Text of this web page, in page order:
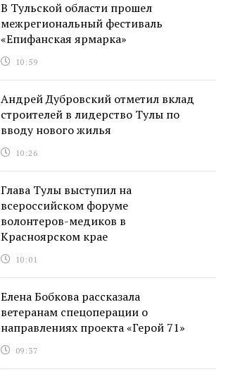
В Тульской области прошел
межрегиональный фестиваль
«Епифанская ярмарка»
10:59
Андрей Дубровский отметил вклад
строителей в лидерство Тулы по
вводу нового жилья
10:26
Глава Тулы выступил на
всероссийском форуме
волонтеров-медиков в
Красноярском крае
10:01
Елена Бобкова рассказала
ветеранам спецоперации о
направлениях проекта «Герой 71»
09:37